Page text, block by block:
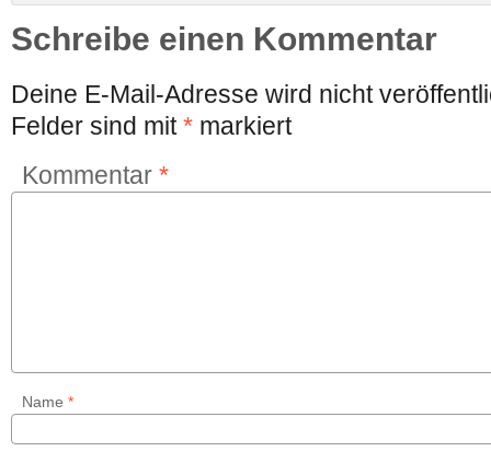
Schreibe einen Kommentar
Deine E-Mail-Adresse wird nicht
Felder sind mit* markiert
Kommentar *
Name *